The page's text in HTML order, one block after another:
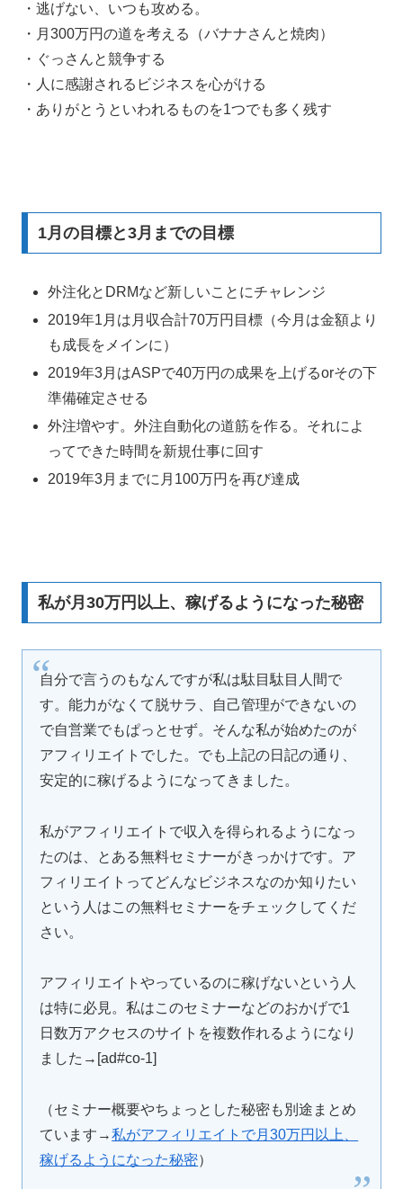
・逃げない、いつも攻める。
・月300万円の道を考える（バナナさんと焼肉）
・ぐっさんと競争する
・人に感謝されるビジネスを心がける
・ありがとうといわれるものを1つでも多く残す
1月の目標と3月までの目標
外注化とDRMなど新しいことにチャレンジ
2019年1月は月収合計70万円目標（今月は金額より
も成長をメインに）
2019年3月はASPで40万円の成果を上げるorその下
準備確定させる
外注増やす。外注自動化の道筋を作る。それによ
ってできた時間を新規仕事に回す
2019年3月までに月100万円を再び達成
私が月30万円以上、稼げるようになった秘密
自分で言うのもなんですが私は駄目駄目人間で
す。能力がなくて脱サラ、自己管理ができないの
で自営業でもぱっとせず。そんな私が始めたのが
アフィリエイトでした。でも上記の日記の通り、
安定的に稼げるようになってきました。
私がアフィリエイトで収入を得られるようになっ
たのは、とある無料セミナーがきっかけです。ア
フィリエイトってどんなビジネスなのか知りたい
という人はこの無料セミナーをチェックしてくだ
さい。
アフィリエイトやっているのに稼げないという人
は特に必見。私はこのセミナーなどのおかげで1
日数万アクセスのサイトを複数作れるようになり
ました→[ad#co-1]
（セミナー概要やちょっとした秘密も別途まとめ
ています→私がアフィリエイトで月30万円以上、
稼げるようになった秘密）